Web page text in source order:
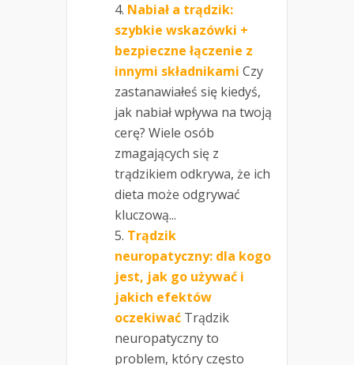
Nabiał a trądzik:
szybkie wskazówki +
bezpieczne łączenie z
innymi składnikami Czy
zastanawiałeś się kiedyś,
jak nabiał wpływa na twoją
cerę? Wiele osób
zmagających się z
trądzikiem odkrywa, że ich
dieta może odgrywać
kluczową...
Trądzik
neuropatyczny: dla kogo
jest, jak go używać i
jakich efektów
oczekiwać Trądzik
neuropatyczny to
problem, który często